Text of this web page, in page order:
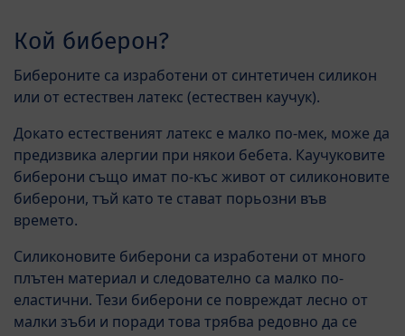
Кой биберон?
Бибероните са изработени от синтетичен силикон
или от естествен латекс (естествен каучук).
Докато естественият латекс е малко по-мек, може да
предизвика алергии при някои бебета. Каучуковите
биберони също имат по-къс живот от силиконовите
биберони, тъй като те стават порьозни във
времето.
Силиконовите биберони са изработени от много
плътен материал и следователно са малко по-
еластични. Тези биберони се повреждат лесно от
малки зъби и поради това трябва редовно да се